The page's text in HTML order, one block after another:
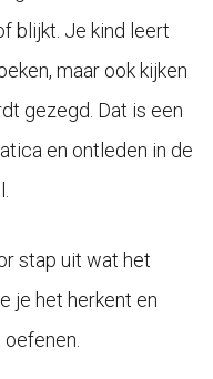
blijkt. Je kind leert
maar ook kijken
gezegd. Dat is een
en ontleden in de
stap uit wat het
je het herkent en